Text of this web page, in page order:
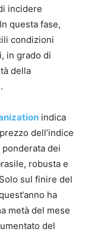
incidere
questa fase,
condizioni
in grado di
della
indica
dell’indice
dei
robusta e
sul finire del
ha
metà del mese
del